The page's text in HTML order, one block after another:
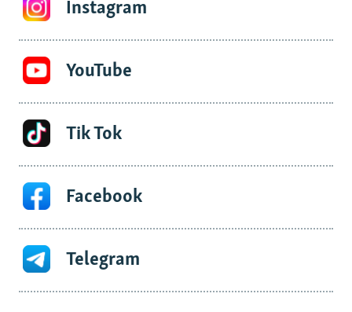
Instagram
YouTube
Tik Tok
Facebook
Telegram